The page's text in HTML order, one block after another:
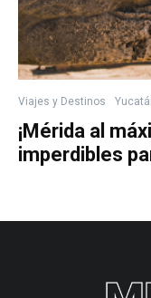
Viajes y Destinos
¡Mérida al
imperdibles